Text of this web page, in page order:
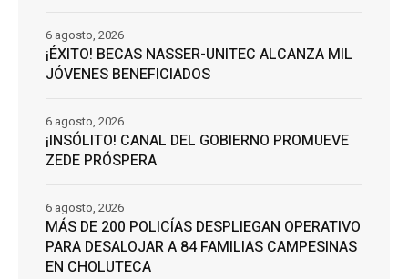
¡ÉXITO! BECAS NASSER-UNITEC ALCANZA MIL
JÓVENES BENEFICIADOS
6 agosto, 2026
¡INSÓLITO! CANAL DEL GOBIERNO PROMUEVE
ZEDE PRÓSPERA
6 agosto, 2026
MÁS DE 200 POLICÍAS DESPLIEGAN OPERATIVO
PARA DESALOJAR A 84 FAMILIAS CAMPESINAS
EN CHOLUTECA
6 agosto, 2026